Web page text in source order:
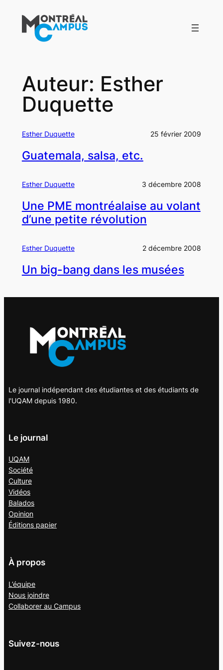
contenu
Auteur: Esther
Duquette
Esther Duquette 25 février 2009
Guatemala, salsa, etc.
Esther Duquette 3 décembre 2008
Une PME montréalaise au volant
d’une petite révolution
Esther Duquette 2 décembre 2008
Un big-bang dans les musées
Le journal indépendant des étudiantes et des étudiants de
l'UQAM depuis 1980.
Le journal
UQAM
Société
Culture
Vidéos
Balados
Opinion
Éditions papier
À propos
L’équipe
Nous joindre
Collaborer au Campus
Suivez-nous